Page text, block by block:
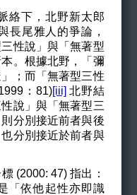
下，北野新太郎
長尾雅人的爭論，
性說」與「無著型
。根據北野，「彌
；而「無著型三性
：81)[iii] 北野結
說」與「無著型三
分別接近前者與後
分別接近於前者與
(2000: 47) 指出：
「依他起性亦即識